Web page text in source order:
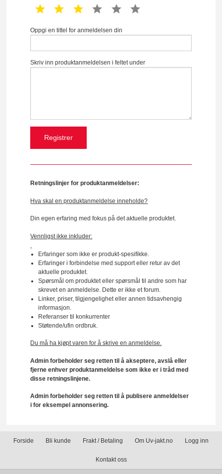
1 star 2 star 3 star 4 star 5 star
Oppgi en tittel for anmeldelsen din
Skriv inn produktanmeldelsen i feltet under
Retningslinjer for produktanmeldelser:
Hva skal en produktanmeldelse inneholde?
Din egen erfaring med fokus på det aktuelle produktet.
Vennligst ikke inkluder:
Erfaringer som ikke er produkt-spesifikke.
Erfaringer i forbindelse med support eller retur av det
aktuelle produktet.
Spørsmål om produktet eller spørsmål til andre som har
skrevet en anmeldelse. Dette er ikke et forum.
Linker, priser, tilgjengelighet eller annen tidsavhengig
informasjon.
Referanser til konkurrenter
Støtende/ufin ordbruk.
Du må ha kjøpt varen for å skrive en anmeldelse.
Admin forbeholder seg retten til å akseptere, avslå eller
fjerne enhver produktanmeldelse som ikke er i tråd med
disse retningslinjene.
Admin forbeholder seg retten til å publisere anmeldelser
i for eksempel annonsering.
Forside Bli kunde Frakt / Betaling Om Uv-jakt.no Logg inn
Kontakt oss